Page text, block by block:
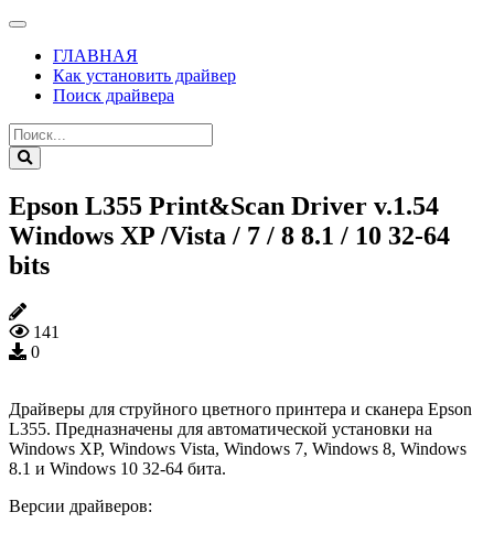
ГЛАВНАЯ
Как установить драйвер
Поиск драйвера
Epson L355 Print&Scan Driver v.1.54
Windows XP /Vista / 7 / 8 8.1 / 10 32-64
bits
141
0
Драйверы для струйного цветного принтера и сканера Epson
L355. Предназначены для автоматической установки на
Windows XP, Windows Vista, Windows 7, Windows 8, Windows
8.1 и Windows 10 32-64 бита.
Версии драйверов: